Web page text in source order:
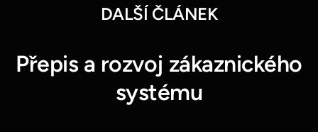
DALŠÍ ČLÁNEK
Přepis a rozvoj zákaznického
systému